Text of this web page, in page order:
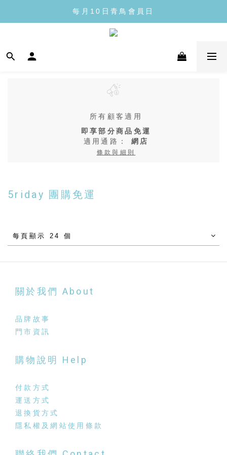
每月10日青鳥會員日
每月10日青鳥會員日
全館滿1300免運
所有顧客適用
即享部分商品免運
適用通路： 網店
條款與細則
5riday 團購免運
每頁顯示 24 個
關於我們 About
品牌故事
門市資訊
購物說明 Help
付款方式
運送方式
退換貨方式
隱私權及網站使用條款